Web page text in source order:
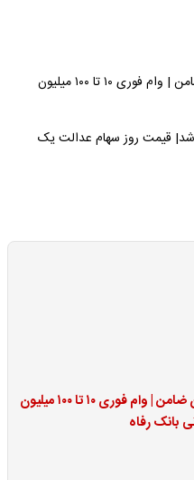
وام برای یارانه بگیران بدون ضامن | وام فوری ۱۰ تا ۱۰۰ میلیون
قیمت روز سهام عدالت یک
وام برای یارانه بگیران بدون ضامن | وام فوری ۱۰ تا ۱۰۰ میلیون
بانک رفاه